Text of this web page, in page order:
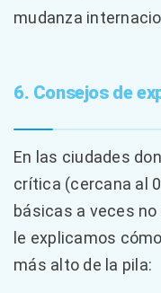
mudanza
6. Consejos de
En las ciudades
crítica (cercana al
básicas a veces
le explicamos
más alto de la pila: